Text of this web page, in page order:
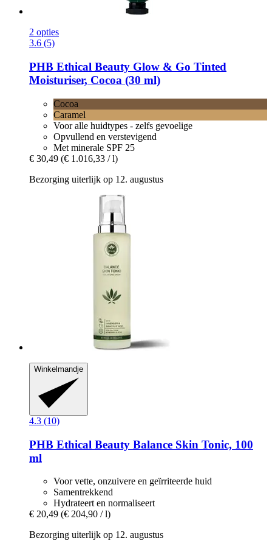
2 opties
3.6 (5)
PHB Ethical Beauty Glow & Go Tinted
Moisturiser, Cocoa (30 ml)
Cocoa
Caramel
Voor alle huidtypes - zelfs gevoelige
Opvullend en verstevigend
Met minerale SPF 25
€ 30,49 (€ 1.016,33 / l)
Bezorging uiterlijk op 12. augustus
Winkelmandje
4.3 (10)
PHB Ethical Beauty Balance Skin Tonic, 100
ml
Voor vette, onzuivere en geïrriteerde huid
Samentrekkend
Hydrateert en normaliseert
€ 20,49 (€ 204,90 / l)
Bezorging uiterlijk op 12. augustus